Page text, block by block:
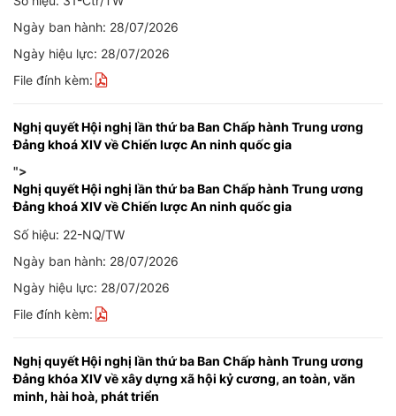
Ngày ban hành: 28/07/2026
Ngày hiệu lực: 28/07/2026
File đính kèm:
Nghị quyết Hội nghị lần thứ ba Ban Chấp hành Trung ương
Đảng khoá XIV về Chiến lược An ninh quốc gia
">
Nghị quyết Hội nghị lần thứ ba Ban Chấp hành Trung ương
Đảng khoá XIV về Chiến lược An ninh quốc gia
Số hiệu: 22-NQ/TW
Ngày ban hành: 28/07/2026
Ngày hiệu lực: 28/07/2026
File đính kèm:
Nghị quyết Hội nghị lần thứ ba Ban Chấp hành Trung ương
Đảng khóa XIV về xây dựng xã hội kỷ cương, an toàn, văn
minh, hài hoà, phát triển